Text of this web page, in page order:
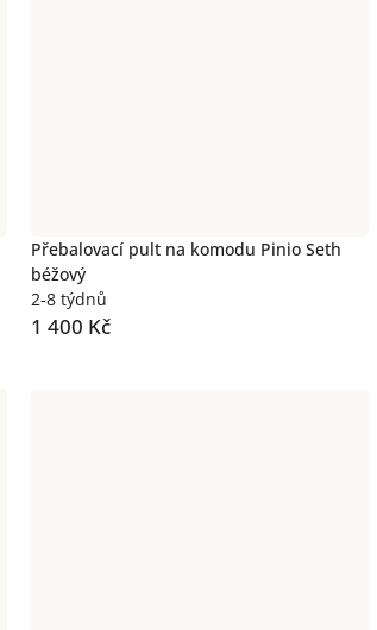
Přebalovací pult na komodu Pinio Seth
béžový
2-8 týdnů
1 400 Kč